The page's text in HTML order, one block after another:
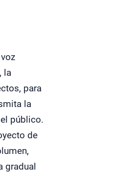
la
para
la
público.
de
gradual